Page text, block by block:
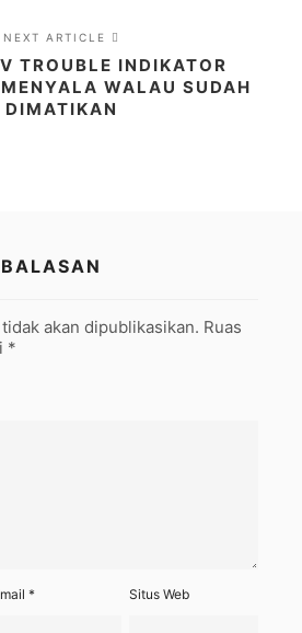
NEXT ARTICLE
TROUBLE INDIKATOR
WALAU SUDAH
DIMATIKAN
akan dipublikasikan. Ruas
*
* Situs Web